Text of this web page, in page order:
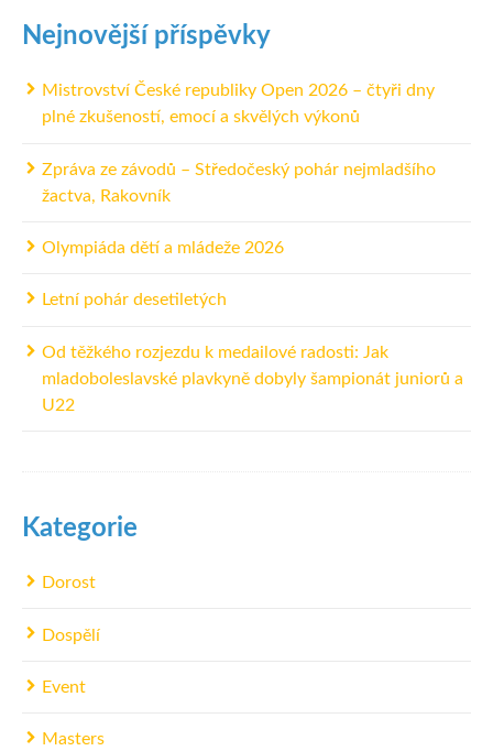
Nejnovější příspěvky
Mistrovství České republiky Open 2026 – čtyři dny
plné zkušeností, emocí a skvělých výkonů
Zpráva ze závodů – Středočeský pohár nejmladšího
žactva, Rakovník
Olympiáda dětí a mládeže 2026
Letní pohár desetiletých
Od těžkého rozjezdu k medailové radosti: Jak
mladoboleslavské plavkyně dobyly šampionát juniorů a
U22
Kategorie
Dorost
Dospělí
Event
Masters